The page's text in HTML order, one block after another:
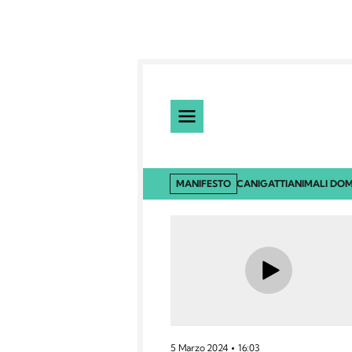
MANIFESTO CANIGATTIANIMALI
5 Marzo 2024 16:03